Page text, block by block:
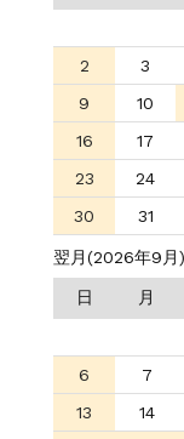
2
3
9
10
16
17
23
24
30
31
翌月(2026年9月)
日 月
6
7
13
14